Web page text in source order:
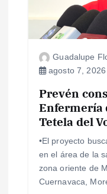
e
Guadalupe
agosto 7, 2026
Prevén
Enfermería
Tetela del
•El proyecto
en el área de la
zona oriente de
Cuernavaca,